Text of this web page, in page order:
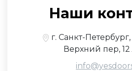
Наши
г. Санкт-
Верхний пер, 12